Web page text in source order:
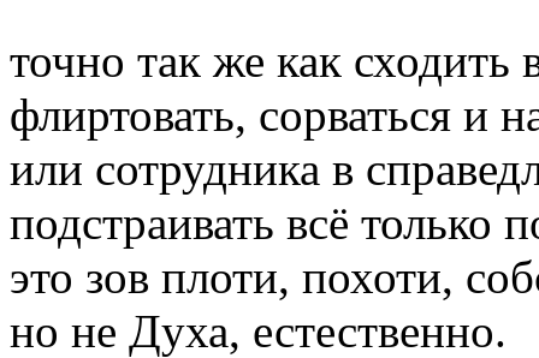
точно так же как сходить
флиртовать, сорваться и
или сотрудника в
подстраивать всё только
это зов плоти, похоти,
но не Духа, естественно.